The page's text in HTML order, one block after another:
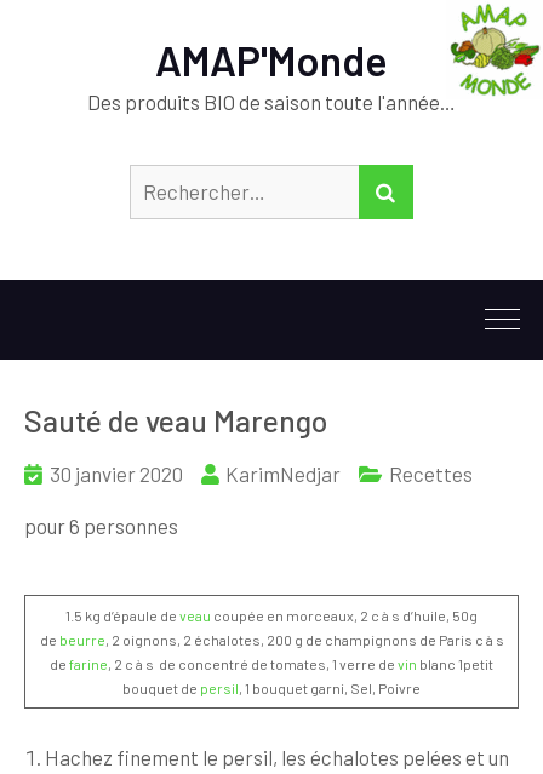
AMAP'Monde
Des produits BIO de saison toute l'année…
Sauté de veau Marengo
30 janvier 2020 KarimNedjar Recettes
pour 6 personnes
1.5 kg d’épaule de veau coupée en morceaux, 2 c à s d’huile, 50g
de beurre, 2 oignons, 2 échalotes, 200 g de champignons de Paris c à s
de farine, 2 c à s de concentré de tomates, 1 verre de vin blanc 1petit
bouquet de persil, 1 bouquet garni, Sel, Poivre
Hachez finement le persil, les échalotes pelées et un